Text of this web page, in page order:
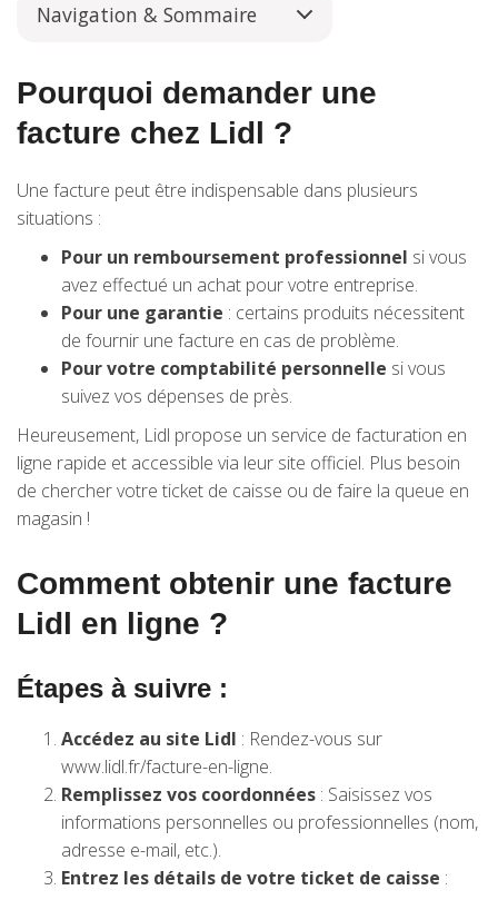
Navigation & Sommaire
Pourquoi demander une
facture chez Lidl ?
Une facture peut être indispensable dans plusieurs
situations :
Pour un remboursement professionnel si vous
avez effectué un achat pour votre entreprise.
Pour une garantie : certains produits nécessitent
de fournir une facture en cas de problème.
Pour votre comptabilité personnelle si vous
suivez vos dépenses de près.
Heureusement, Lidl propose un service de facturation en
ligne rapide et accessible via leur site officiel. Plus besoin
de chercher votre ticket de caisse ou de faire la queue en
magasin !
Comment obtenir une facture
Lidl en ligne ?
Étapes à suivre :
Accédez au site Lidl : Rendez-vous sur
www.lidl.fr/facture-en-ligne.
Remplissez vos coordonnées : Saisissez vos
informations personnelles ou professionnelles (nom,
adresse e-mail, etc.).
Entrez les détails de votre ticket de caisse :